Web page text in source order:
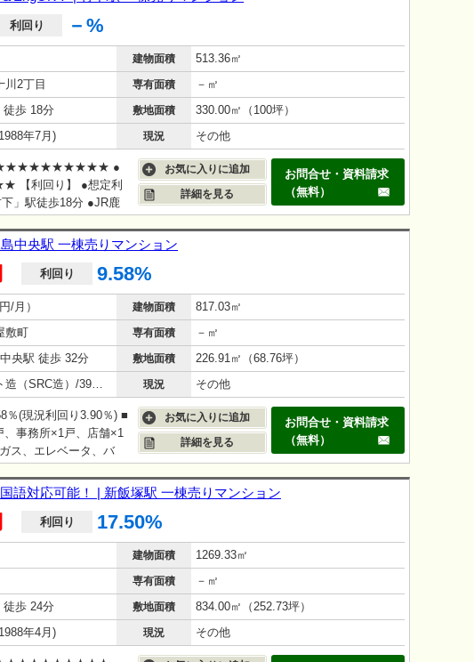
利回り －%
建物面積 513.36㎡
川2丁目 専有面積 －㎡
歩 18分 敷地面積 330.00㎡（100坪）
年7月) 現況 その他
●
回り】 ●想定利
」駅徒歩18分 ●JR鹿
お気に入りに追加
詳細を見る
お問合せ・資料請求
（無料）
中央駅 一棟売りマンション
利回り 9.58%
/月） 建物面積 817.03㎡
敷町 専有面積 －㎡
央駅 徒歩 32分 敷地面積 226.91㎡（68.76坪）
鉄骨鉄筋コンクリート造（SRC造）/39年(1987年2月) 現況 その他
(現況利回り3.90％) ■
、事務所×1戸、店舗×1
ス、エレベータ、バ
5月 エレベータ制
115000円/平米 ■現
お気に入りに追加
詳細を見る
お問合せ・資料請求
（無料）
語対応可能！ | 新飯塚駅 一棟売りマンション
利回り 17.50%
建物面積 1269.33㎡
専有面積 －㎡
歩 24分 敷地面積 834.00㎡（252.73坪）
年4月) 現況 その他